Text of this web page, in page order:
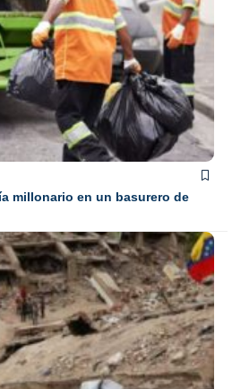
millonario en un basurero de